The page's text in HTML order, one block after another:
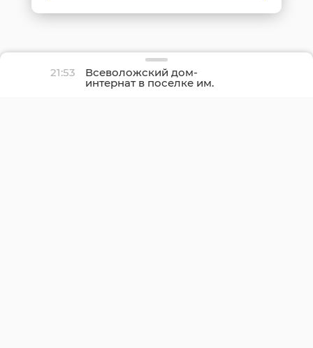
21:53 Всеволожский дом-
интернат в поселке им.
Свердлова полностью